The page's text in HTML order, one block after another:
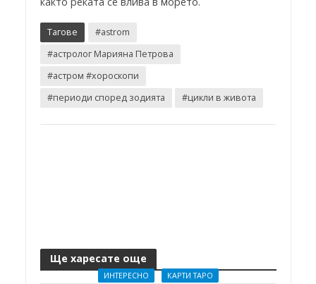
Тагове
#astrom
#астролог Марияна Петрова
#астром #хороскопи
#периоди според зодията
#цикли в живота
Ще харесате още
ИНТЕРЕСНО КАРТИ ТАРО